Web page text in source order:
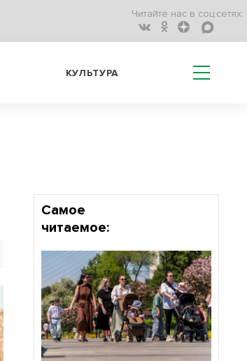
Читайте нас в соц.сетях:
КУЛЬТУРА
Самое
читаемое: